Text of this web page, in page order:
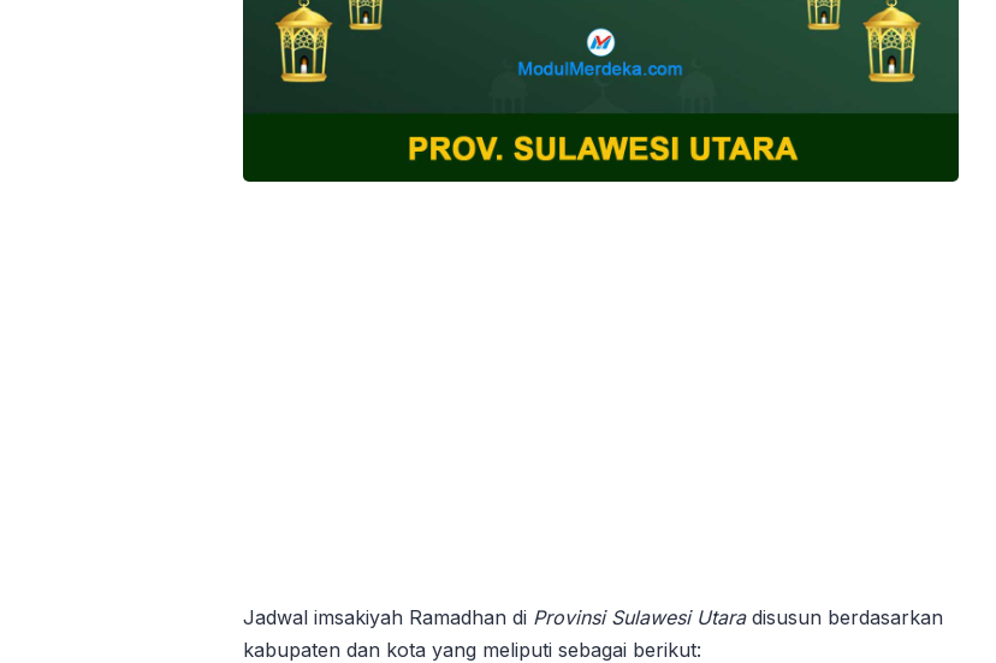
Jadwal imsakiyah Ramadhan di Provinsi Sulawesi Utaradisusun berdasarkan
kabupaten dan kota yang meliputi sebagai berikut: